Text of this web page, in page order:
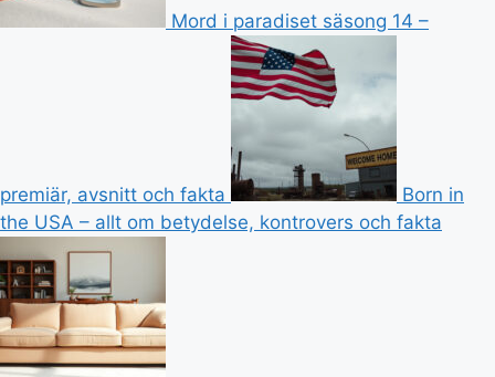
Mord i paradiset säsong 14 –
premiär, avsnitt och fakta
Born in
the USA – allt om betydelse, kontrovers och fakta